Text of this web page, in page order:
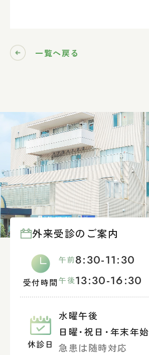
一覧へ戻る
外来受診のご案内
受付時間
午前8:30-11:30
午後13:30-16:30
休診日
水曜午後
日曜・祝日 ・年末年始
急患は随時対応